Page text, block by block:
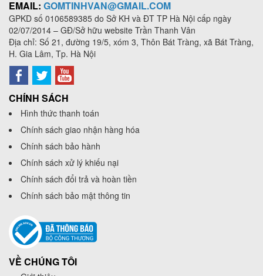
EMAIL: GOMTINHVAN@GMAIL.COM
GPKD số 0106589385 do Sở KH và ĐT TP Hà Nội cấp ngày
02/07/2014 – GĐ/Sở hữu website Trần Thanh Vân
Địa chỉ: Số 21, đường 19/5, xóm 3, Thôn Bát Tràng, xã Bát Tràng,
H. Gia Lâm, Tp. Hà Nội
CHÍNH SÁCH
Hình thức thanh toán
Chính sách giao nhận hàng hóa
Chính sách bảo hành
Chính sách xử lý khiếu nại
Chính sách đổi trả và hoàn tiền
Chính sách bảo mật thông tin
VỀ CHÚNG TÔI